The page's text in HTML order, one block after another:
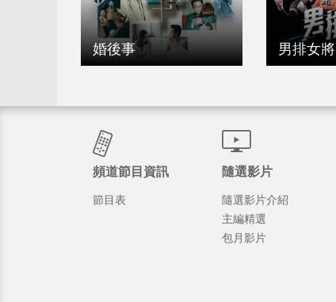
婚後事 男排女將
頻道節目資訊
節目表
隨選影片
隨選影片介紹
主編精選
包月影片